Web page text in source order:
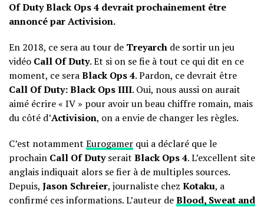
Of Duty Black Ops 4 devrait prochainement être
annoncé par Activision.
En 2018, ce sera au tour de Treyarch de sortir un jeu
vidéo Call Of Duty. Et si on se fie à tout ce qui dit en ce
moment, ce seraBlack Ops 4. Pardon, ce devrait être
Call Of Duty: Black Ops IIII. Oui, nous aussi on aurait
aimé écrire « IV » pour avoir un beau chiffre romain, mais
du côté d’Activision, on a envie de changer les règles.
C’est notamment Eurogamer qui a déclaré que le
prochain Call Of Dutyserait Black Ops 4. L’excellent site
anglais indiquait alors se fier à de multiples sources.
Depuis, Jason Schreier, journaliste chez Kotaku, a
confirmé ces informations. L’auteur deBlood, Sweat and